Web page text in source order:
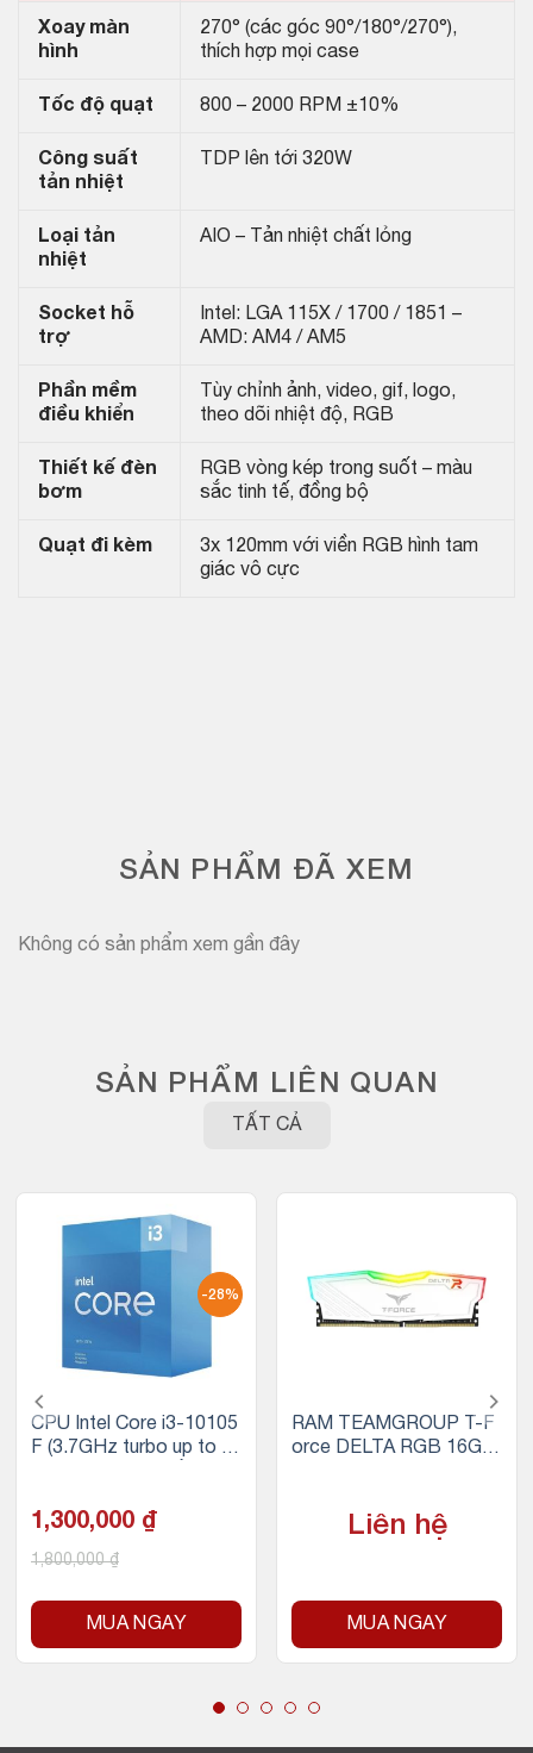
Xoay màn
hình
270° (các góc 90°/180°/270°),
thích hợp mọi case
Tốc độ quạt 800 – 2000 RPM ±10%
Công suất
tản nhiệt
TDP lên tới 320W
Loại tản
nhiệt
AIO – Tản nhiệt chất lỏng
Socket hỗ
trợ
Intel: LGA 115X / 1700 / 1851 –
AMD: AM4 / AM5
Phần mềm
điều khiển
Tùy chỉnh ảnh, video, gif, logo,
theo dõi nhiệt độ, RGB
Thiết kế đèn
bơm
RGB vòng kép trong suốt – màu
sắc tinh tế, đồng bộ
Quạt đi kèm
3x 120mm với viền RGB hình tam
giác vô cực
SẢN PHẨM ĐÃ XEM
Không có sản phẩm xem gần đây
SẢN PHẨM LIÊN QUAN
TẤT CẢ
-28%
CPU Intel Core i3-10105
F (3.7GHz turbo up to 4.
1,300,000 ₫
1,800,000₫
MUA NGAY
RAM TEAMGROUP T-F
orce DELTA RGB 16GB
Liên hệ
MUA NGAY